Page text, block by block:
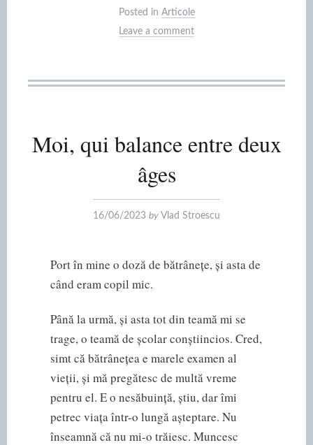
Posted in Articole
Leave a comment
Moi, qui balance entre deux
âges
16/06/2023 by Vlad Stroescu
Port în mine o doză de bătrânețe, și asta de
când eram copil mic.
Până la urmă, și asta tot din teamă mi se
trage, o teamă de școlar conștiincios. Cred,
simt că bătrânețea e marele examen al
vieții, și mă pregătesc de multă vreme
pentru el. E o nesăbuință, știu, dar îmi
petrec viața într-o lungă așteptare. Nu
înseamnă că nu mi-o trăiesc. Muncesc